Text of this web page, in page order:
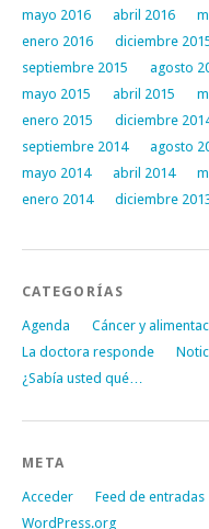
mayo 2016
abril 2016
enero 2016
diciembre
septiembre 2015
agosto
mayo 2015
abril 2015
enero 2015
diciembre
septiembre 2014
agosto
mayo 2014
abril 2014
enero 2014
diciembre
CATEGORÍAS
Agenda Cáncer y
La doctora responde
¿Sabía usted qué…
META
Acceder Feed de entradas
WordPress.org